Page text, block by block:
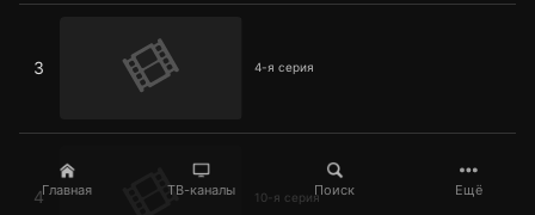
Главная ТВ-каналы Поиск Ещё
3 4-я серия
4 10-я серия